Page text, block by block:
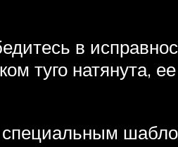
в
туго натянута,
специальным